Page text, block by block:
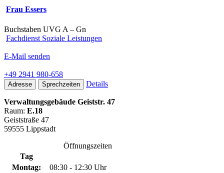
Frau Essers
Buchstaben UVG A – Gn
Fachdienst Soziale Leistungen
E-Mail senden
+49 2941 980-658
Adresse Sprechzeiten Details
Verwaltungsgebäude Geiststr. 47
Raum: E.18
Geiststraße 47
59555 Lippstadt
Öffnungszeiten
Tag
Montag:
08:30 - 12:30 Uhr